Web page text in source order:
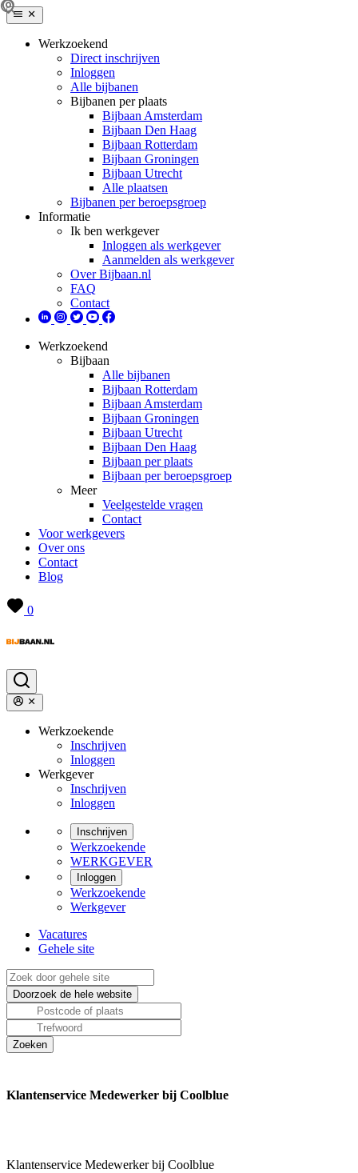
Werkzoekend
Direct inschrijven
Inloggen
Alle bijbanen
Bijbanen per plaats
Bijbaan Amsterdam
Bijbaan Den Haag
Bijbaan Rotterdam
Bijbaan Groningen
Bijbaan Utrecht
Alle plaatsen
Bijbanen per beroepsgroep
Informatie
Ik ben werkgever
Inloggen als werkgever
Aanmelden als werkgever
Over Bijbaan.nl
FAQ
Contact
Werkzoekend
Bijbaan
Alle bijbanen
Bijbaan Rotterdam
Bijbaan Amsterdam
Bijbaan Groningen
Bijbaan Utrecht
Bijbaan Den Haag
Bijbaan per plaats
Bijbaan per beroepsgroep
Meer
Veelgestelde vragen
Contact
Voor werkgevers
Over ons
Contact
Blog
0
Werkzoekende
Inschrijven
Inloggen
Werkgever
Inschrijven
Inloggen
Inschrijven
Werkzoekende
WERKGEVER
Inloggen
Werkzoekende
Werkgever
Vacatures
Gehele site
Klantenservice Medewerker bij Coolblue
Klantenservice Medewerker bij Coolblue